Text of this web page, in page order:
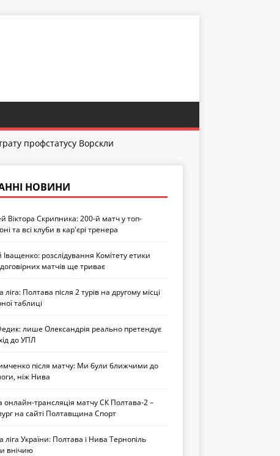
профстатусу Ворскли
НОВИНИ
Віктора Скрипника: 200-й матч у топ-
та всі клуби в кар'єрі тренера
Іващенко: розслідування Комітету етики
матчів ще триває
Полтава після 2 турів на другому місці
таблиці
лише Олександрія реально претендує
до УПЛ
після матчу: Ми були ближчими до
ніж Нива
онлайн-трансляція матчу СК Полтава-2 –
на сайті Полтавщина Спорт
України: Полтава і Нива Тернопіль
внічию